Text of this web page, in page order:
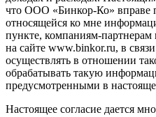
что ООО «Бинкор-Ко» вправе
относящейся ко мне
пункте, компаниям-
на сайте www.binkor.ru, в
осуществлять в отношении
обрабатывать такую
предусмотренными в
Настоящее согласие дается